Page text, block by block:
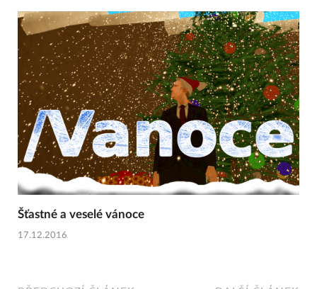
Šťastné a veselé vánoce
17.12.2016